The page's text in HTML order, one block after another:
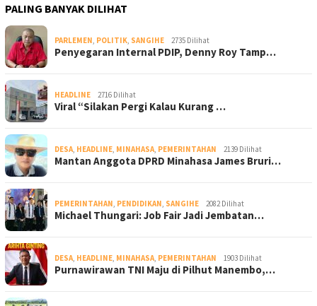
PALING BANYAK DILIHAT
PARLEMEN, POLITIK, SANGIHE 2735 Dilihat
Penyegaran Internal PDIP, Denny Roy Tamp…
HEADLINE 2716 Dilihat
Viral “Silakan Pergi Kalau Kurang …
DESA, HEADLINE, MINAHASA, PEMERINTAHAN 2139 Dilihat
Mantan Anggota DPRD Minahasa James Bruri…
PEMERINTAHAN, PENDIDIKAN, SANGIHE 2082 Dilihat
Michael Thungari: Job Fair Jadi Jembatan…
DESA, HEADLINE, MINAHASA, PEMERINTAHAN 1903 Dilihat
Purnawirawan TNI Maju di Pilhut Manembo,…